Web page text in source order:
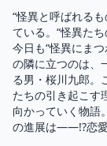
“怪異と呼ばれる
ている。“怪異た
今日も“怪異にま
の隣に立つのは、
る男・桜川九郎。
たちの引き起こす
向かっていく物語
の進展は――!?恋